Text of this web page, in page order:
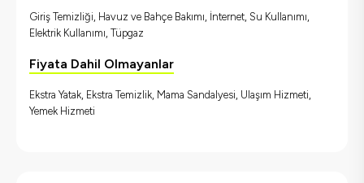
Giriş Temizliği, Havuz ve Bahçe Bakımı, İnternet, Su Kullanımı,
Elektrik Kullanımı, Tüpgaz
Fiyata Dahil Olmayanlar
Ekstra Yatak, Ekstra Temizlik, Mama Sandalyesi, Ulaşım Hizmeti,
Yemek Hizmeti